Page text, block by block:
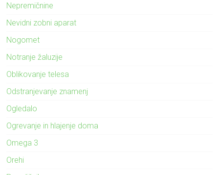
Nepremičnine
Nevidni zobni aparat
Nogomet
Notranje žaluzije
Oblikovanje telesa
Odstranjevanje znamenj
Ogledalo
Ogrevanje in hlajenje doma
Omega 3
Orehi